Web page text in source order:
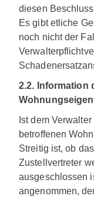
diesen
Es gibt etliche
noch nicht der
2.2. Information
Ist dem
betroffenen
Streitig ist, ob
Zustellvertreter
ausgeschlossen
angenommen,